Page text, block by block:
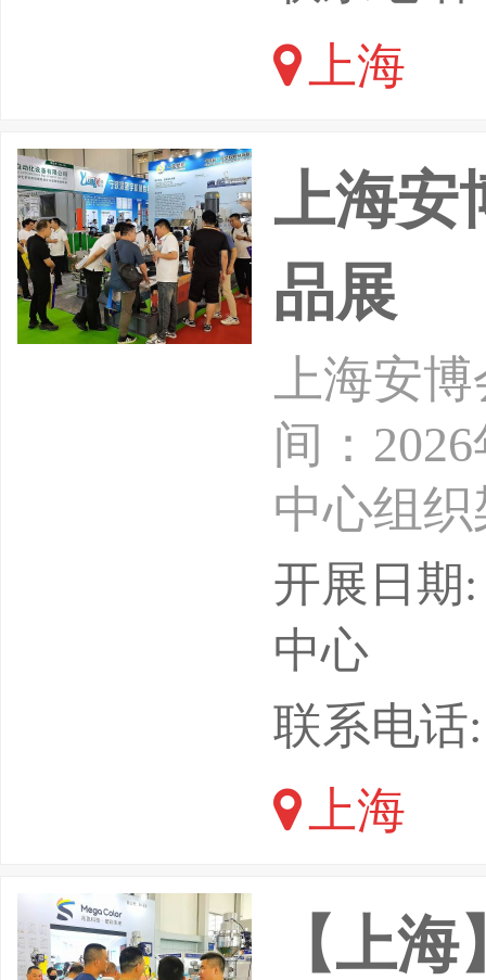
范产
上海
上海安
品展
上海安
间：
中心组
协会-主
位：上
海市企
省安全
行业协
开展日期
中心
联系电话
上海
【上